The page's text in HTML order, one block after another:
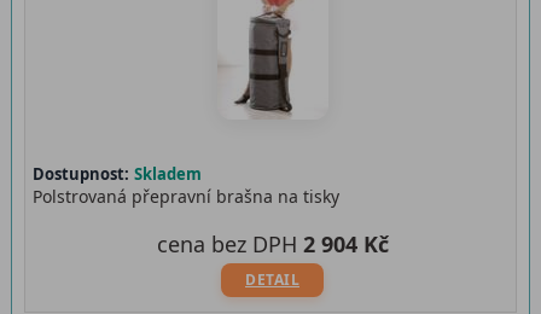
Dostupnost: Skladem
Polstrovaná přepravní brašna na tisky
DETAIL
cena bez DPH 2 904 Kč